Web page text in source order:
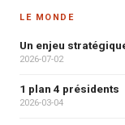
LE MONDE
Un enjeu
2026-07-02
1 plan 4 présidents
2026-03-04